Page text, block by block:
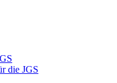
die JGS